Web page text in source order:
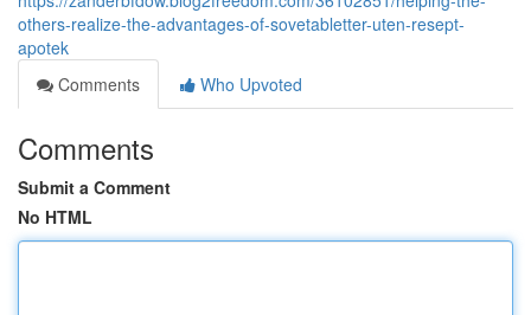
others-realize-the-advantages-of-sovetabletter-uten-resept-
apotek
Comments
Who Upvoted
Comments
Submit a Comment
No HTML